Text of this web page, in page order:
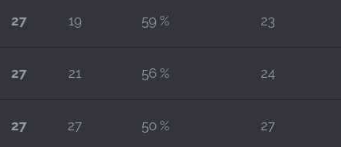
27 19 59 % 23
27 21 56 % 24
27 27 50 % 27